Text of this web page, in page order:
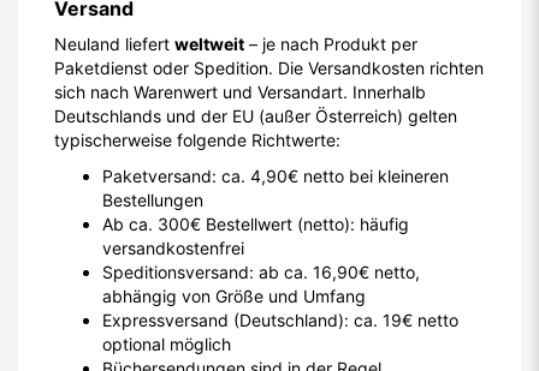
Versand
Neuland liefert weltweit – je nach Produkt per
Paketdienst oder Spedition. Die Versandkosten richten
sich nach Warenwert und Versandart. Innerhalb
Deutschlands und der EU (außer Österreich) gelten
typischerweise folgende Richtwerte:
Paketversand: ca. 4,90€ netto bei kleineren
Bestellungen
Ab ca. 300€ Bestellwert (netto): häufig
versandkostenfrei
Speditionsversand: ab ca. 16,90€ netto,
abhängig von Größe und Umfang
Expressversand (Deutschland): ca. 19€ netto
optional möglich